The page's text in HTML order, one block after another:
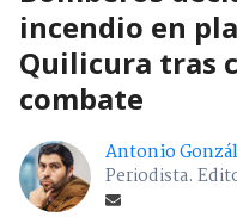
incendio en
Quilicura tras
combate
Antonio
Periodista.